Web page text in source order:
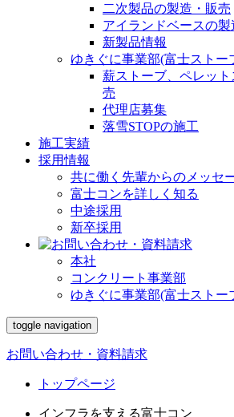
二次製品の製造・販売
アイランドベースの
新製品情報
ゆきぐに事業部(富士ストー
薪ストーブ、ペレッ
売
代理店募集
落雪STOPの施工
施工実績
採用情報
共に働く先輩からのメッセ
富士コンを詳しく知る
中途採用
新卒採用
本社
コンクリート事業部
ゆきぐに事業部(富士ストー
toggle navigation
お問い合わせ・資料請求
トップページ
インフラを支える富士コン